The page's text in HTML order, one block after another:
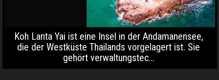
Koh Lanta Yai ist eine Insel in der Andamanensee,
die der Westküste Thailands vorgelagert ist. Sie
gehört verwaltungstec...